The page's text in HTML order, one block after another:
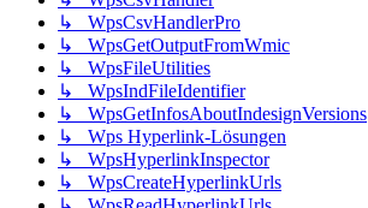
↳ WpsCsvHandlerPro
↳ WpsGetOutputFromWmic
↳ WpsFileUtilities
↳ WpsIndFileIdentifier
↳ WpsGetInfosAboutIndesignVersions
↳ Wps Hyperlink-Lösungen
↳ WpsHyperlinkInspector
↳ WpsCreateHyperlinkUrls